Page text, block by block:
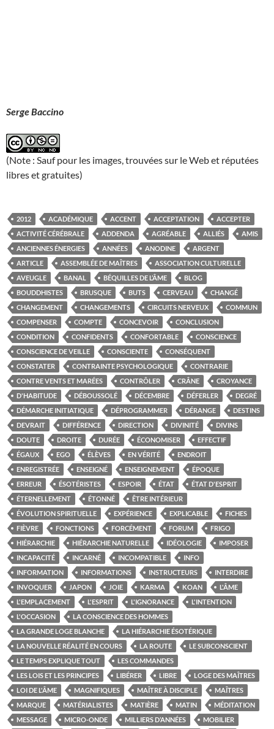
Serge Baccino
(Note : Sauf pour les images, trouvées sur le Web et réputées
libres et gratuites)
2012 ACADÉMIQUE ACCENT ACCEPTATION
ACCEPTER
ACTIVITÉ CÉRÉBRALE
ADDENDA AGRÉABLE ALLIÉS
AMIS
ANCIENNES ÉNERGIES
ANNÉES ANODINE
ARGENT
ARTICLE
ASSEMBLÉE DE MAÎTRES
ASSOCIATION CULTURELLE
AVEUGLE
BANAL BÉQUILLES DE L’ÂME
BLOG
BOUDDHISTES
BRUSQUE BUTS CERVEAU
CHANGÉ
CHANGEMENT
CHANGEMENTS CIRCUITS NERVEUX
COMMUN
COMPENSER
COMPTE CONCEVOIR
CONCLUSION
CONDITION
CONFIDENTS CONFORTABLE
CONSCIENCE
CONSCIENCE DE VEILLE
CONSCIENTE
CONSÉQUENT
CONSTATER
CONTRAINTE PSYCHOLOGIQUE
CONTRARIE
CONTRE VENTS ET MARÉES
CONTRÔLER CRÂNE
CROYANCE
D'HABITUDE
DÉBOUSSOLÉ DÉCEMBRE DÉFERLER
DEGRÉ
DÉMARCHE INITIATIQUE
DÉPROGRAMMER DÉRANGE
DESTINS
DEVRAIT
DIFFÉRENCE DIRECTION DIVINITÉ
DIVINS
DOUTE
DROITE DURÉE ÉCONOMISER
EFFECTIF
ÉGAUX
EGO ÉLÈVES EN VÉRITÉ
ENDROIT
ENREGISTRÉE
ENSEIGNÉ ENSEIGNEMENT
ÉPOQUE
ERREUR
ÉSOTÉRISTES ESPOIR ÉTAT
ÉTAT D'ESPRIT
ÉTERNELLEMENT
ÉTONNÉ
ÊTRE INTÉRIEUR
ÉVOLUTION SPIRITUELLE
EXPÉRIENCE EXPLICABLE
FICHES
FIÈVRE
FONCTIONS FORCÉMENT FORUM
FRIGO
HIÉRARCHIE
HIÉRARCHIE NATURELLE IDÉOLOGIE
IMPOSER
INCAPACITÉ
INCARNÉ INCOMPATIBLE
INFO
INFORMATION
INFORMATIONS INSTRUCTEURS
INTERDIRE
INVOQUER
JAPON JOIE KARMA KOAN
L'ÂME
L'EMPLACEMENT
L'ESPRIT L'IGNORANCE
L'INTENTION
L'OCCASION
LA CONSCIENCE DES HOMMES
LA GRANDE LOGE BLANCHE
LA HIÉRARCHIE ÉSOTÉRIQUE
LA NOUVELLE RÉALITÉ EN COURS
LA ROUTE
LE SUBCONSCIENT
LE TEMPS EXPLIQUE TOUT
LES COMMANDES
LES LOIS ET LES PRINCIPES
LIBÉRER LIBRE
LOGE DES MAÎTRES
LOI DE L'ÂME
MAGNIFIQUES MAÎTRE À DISCIPLE
MAÎTRES
MARQUE
MATÉRIALISTES MATIÈRE MATIN
MÉDITATION
MESSAGE
MICRO-ONDE MILLIERS D’ANNÉES
MOBILIER